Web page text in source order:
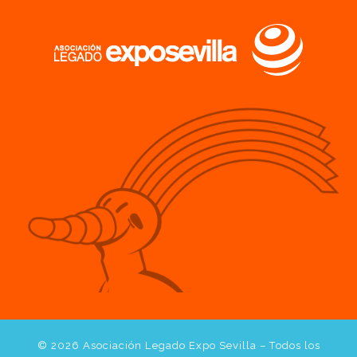
© 2026 Asociación Legado Expo Sevilla – Todos los